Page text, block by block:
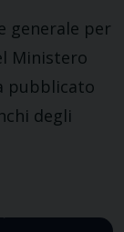
generale per
Ministero
pubblicato
degli